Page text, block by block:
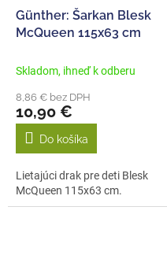
Günther: Šarkan Blesk
McQueen 115x63 cm
Skladom, ihneď k odberu
8,86 € bez DPH
10,90 €
Do košíka
Lietajúci drak pre deti Blesk
McQueen 115x63 cm.